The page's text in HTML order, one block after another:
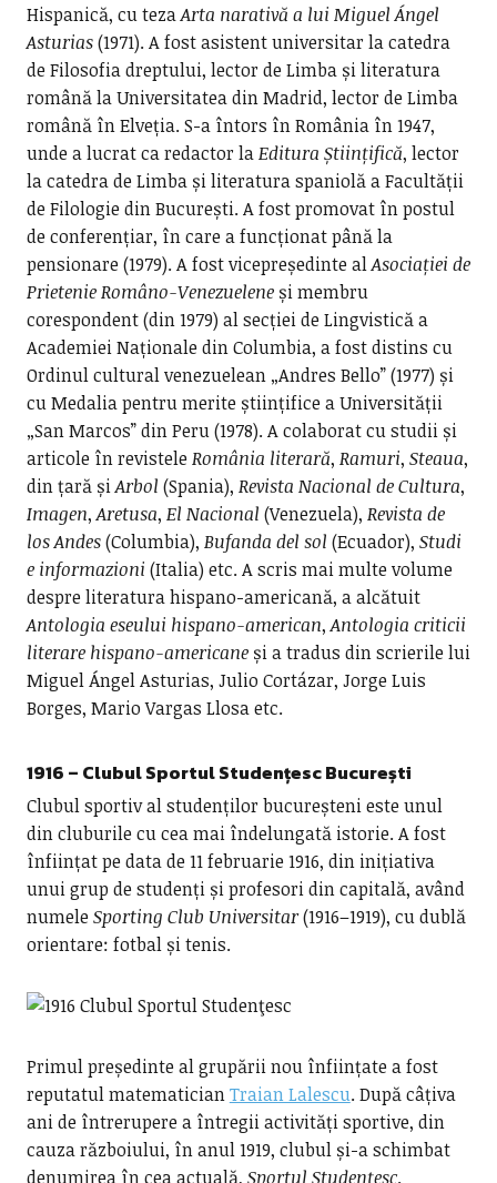
Hispanică, cu tezaArta narativă a lui Miguel Ángel
Asturias(1971). A fost asistent universitar la catedra
de Filosofia dreptului, lector de Limba și literatura
română la Universitatea din Madrid, lector de Limba
română în Elveția. S-a întors în România în 1947,
unde a lucrat ca redactor laEditura Științifică, lector
la catedra de Limba și literatura spaniolă a Facultății
de Filologie din București. A fost promovat în postul
de conferențiar, în care a funcționat până la
pensionare (1979). A fost vicepreședinte alAsociației de
Prietenie Româno-Venezueleneși membru
corespondent (din 1979) al secției de Lingvistică a
Academiei Naționale din Columbia, a fost distins cu
Ordinul cultural venezuelean „Andres Bello” (1977) și
cu Medalia pentru merite științifice a Universității
„San Marcos” din Peru (1978). A colaborat cu studii și
articole în revisteleRomânia literară, Ramuri, Steaua,
din țară șiArbol (Spania), Revista Nacional de Cultura,
Imagen,Aretusa, El Nacional (Venezuela), Revista de
los Andes(Columbia), Bufanda del sol (Ecuador), Studi
e informazioni (Italia) etc. A scris mai multe volume
despre literatura hispano-americană, a alcătuit
Antologia eseului hispano-american,Antologia criticii
literare hispano-americaneși a tradus din scrierile lui
Miguel Ángel Asturias, Julio Cortázar, Jorge Luis
Borges, Mario Vargas Llosa etc.
1916 – Clubul Sportul Studențesc București
Clubul sportiv al studenților bucureșteni este unul
din cluburile cu cea mai îndelungată istorie. A fost
înființat pe data de 11 februarie 1916, din inițiativa
unui grup de studenți și profesori din capitală, având
numeleSporting Club Universitar(1916–1919), cu dublă
orientare: fotbal și tenis.
Primul președinte al grupării nou înființate a fost
reputatul matematicianTraian Lalescu. După câțiva
ani de întrerupere a întregii activități sportive, din
cauza războiului, în anul 1919, clubul și-a schimbat
denumirea în cea actuală, Sportul Studențesc.